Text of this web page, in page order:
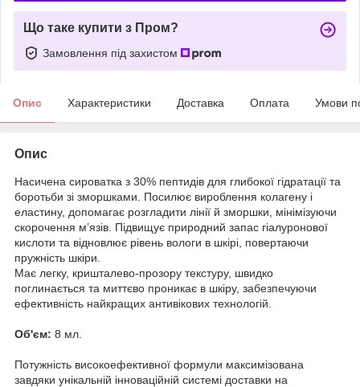
Що таке купити з Пром?
Замовлення під захистом
Опис Характеристики Доставка Оплата Умови
Опис
Насичена сироватка з 30% пептидів для глибокої гідратації та
боротьби зі зморшками. Посилює вироблення колагену і
еластину, допомагає розгладити лінії й зморшки, мінімізуючи
скорочення м’язів. Підвищує природний запас гіалуронової
кислоти та відновлює рівень вологи в шкірі, повертаючи
пружність шкіри.
Має легку, кришталево-прозору текстуру, швидко
поглинається та миттєво проникає в шкіру, забезпечуючи
ефективність найкращих антивікових технологій.
Об'єм: 8 мл.
Потужність високоефективної формули максимізована
завдяки унікальній інноваційній системі доставки на